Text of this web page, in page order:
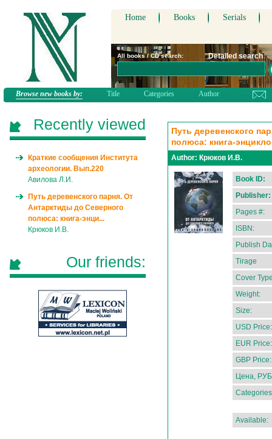
Home Books Serials
All books / CD search: Detailed search
Browse new books by: Title Categories Author
Путь деревенского
полюса: книга-
Author: Крюков И.В.
Book ID:
Publisher:
Pages #:
ISBN:
Publish
Tirage
Cover
Weight:
Size:
USD Price:
EUR Price:
GBP Price:
Цена,
Available:
Recently viewed
Краткие сообщения Института
археологии. Вып.220
Авилова Л.И.
Путь деревенского парня. От
Антарктиды до Северного
полюса: книга-энци...
Крюков И.В.
Our friends: